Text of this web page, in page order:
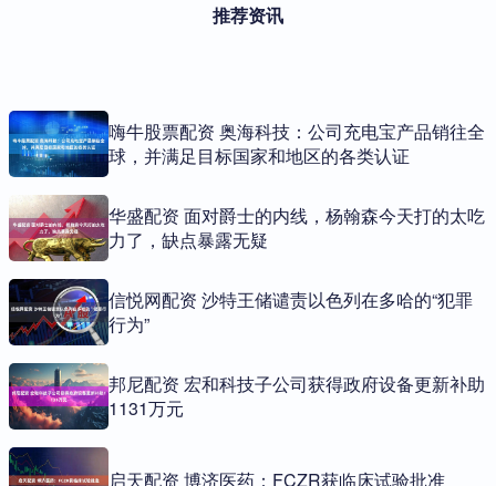
推荐资讯
嗨牛股票配资 奥海科技：公司充电宝产品销往全
球，并满足目标国家和地区的各类认证
华盛配资 面对爵士的内线，杨翰森今天打的太吃
力了，缺点暴露无疑
信悦网配资 沙特王储谴责以色列在多哈的“犯罪
行为”
邦尼配资 宏和科技子公司获得政府设备更新补助
1131万元
启天配资 博济医药：FCZR获临床试验批准